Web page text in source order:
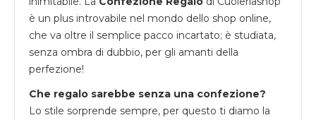
è un plus introvabile nel mondo dello shop online,
che va oltre il semplice pacco incartato; è studiata,
senza ombra di dubbio, per gli amanti della
perfezione!
Che regalo sarebbe senza una confezione?
Lo stile sorprende sempre, per questo ti diamo la